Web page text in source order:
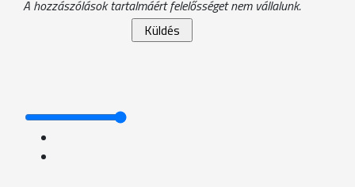
A hozzászólások tartalmáért felelősséget nem vállalunk.